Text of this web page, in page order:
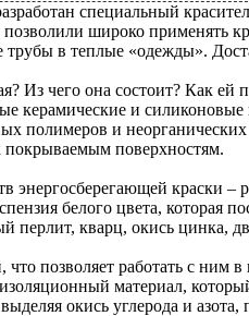
специальный
широко применять
трубы в теплые «одежды».
Из чего она состоит? Как
керамические и
полимеров и
поверхностям.
энергосберегающей краски –
белого цвета, которая
кварц, окись цинка,
что позволяет работать с
материал,
окись углерода и